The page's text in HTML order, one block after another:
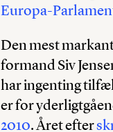
Europa-
Den mest
formand Siv
har ingenting
er for
2010. Året efter